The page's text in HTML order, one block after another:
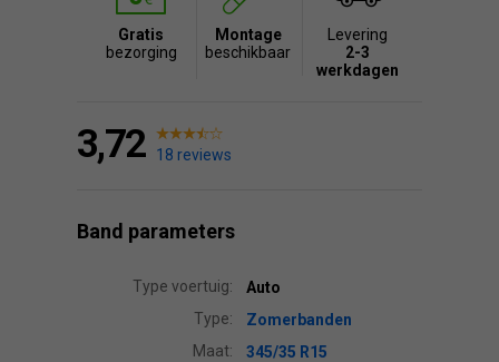
Gratis
bezorging
Montage
beschikbaar
Levering
2-3
werkdagen
3,72 18 reviews
Band parameters
Type voertuig:
Auto
Type:
Zomerbanden
Maat:
345/35 R15